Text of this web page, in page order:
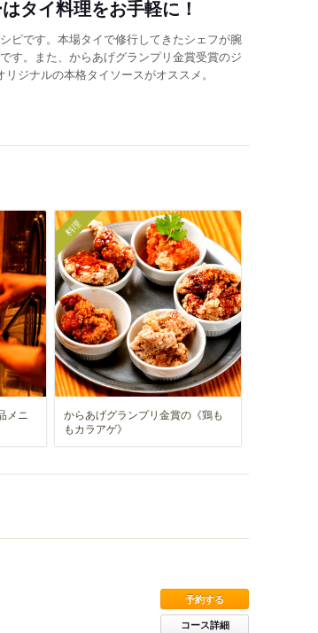
タイ料理をお手軽に！
ピです。本場タイで修行してきたシェフが腕
す。また、からあげグランプリ金賞受賞のジ
ジナルの本格タイソースがオススメ。
メニ
料理
からあげグランプリ金賞の《鶏も
もカラアゲ》
予約する
コース詳細